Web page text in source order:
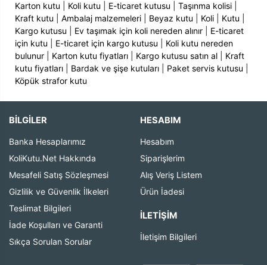
Karton kutu Koli kutu E-ticaret kutusu Taşınma kolisi|
Kraft kutu
Ambalaj malzemeleri| Beyaz kutu Koli| Kutu
Kargo kutusu
Ev taşımak için koli nereden alınır| E-ticaret
için kutu
E-ticaret için kargo kutusu
Koli kutu nereden
bulunur| Karton kutu fiyatları| Kargo kutusu satın al| Kraft
kutu fiyatları| Bardak ve şişe kutuları| Paket servis kutusu
Köpük strafor kutu
BİLGİLER
Banka Hesaplarımız
KoliKutu.Net Hakkında
Mesafeli Satış Sözleşmesi
Gizlilik ve Güvenlik İlkeleri
Teslimat Bilgileri
İade Koşulları ve Garanti
Sıkça Sorulan Sorular
HESABIM
Hesabım
Siparişlerim
Alış Veriş Listem
Ürün İadesi
İLETIŞIM
İletişim Bilgileri